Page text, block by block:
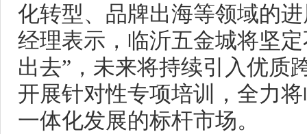
化转型、品牌出海等领域的
经理表示，临沂五金城将坚
出去”，未来将持续引入优质
开展针对性专项培训，全力
一体化发展的标杆市场。